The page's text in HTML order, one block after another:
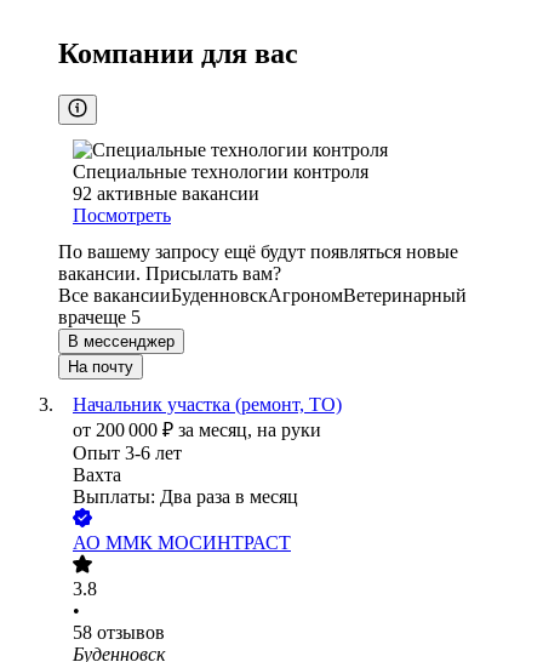
Компании для вас
Специальные технологии контроля
92 активные вакансии
Посмотреть
По вашему запросу ещё будут появляться новые
вакансии. Присылать вам?
Все вакансииБуденновскАгрономВетеринарный
врачеще 5
В мессенджер
На почту
Начальник участка (ремонт, ТО)
от 200 000 ₽ за месяц, на руки
Опыт 3-6 лет
Вахта
Выплаты: Два раза в месяц
АО ММК МОСИНТРАСТ
3.8
•
58 отзывов
Буденновск